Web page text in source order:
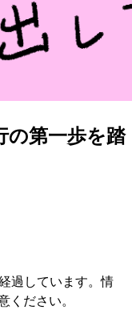
第一歩を踏
過しています。情
ださい。